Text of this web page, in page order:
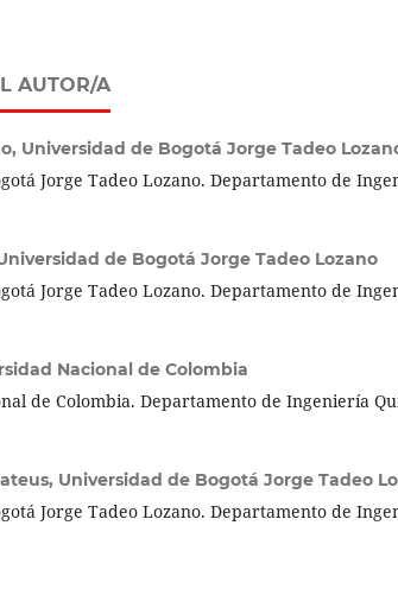
AUTOR/A
Universidad de Bogotá Jorge Tadeo
Jorge Tadeo Lozano. Departamento de
de Bogotá Jorge Tadeo Lozano
Jorge Tadeo Lozano. Departamento de
Nacional de Colombia
de Colombia. Departamento de Ingeniería
Universidad de Bogotá Jorge Tadeo
Jorge Tadeo Lozano. Departamento de